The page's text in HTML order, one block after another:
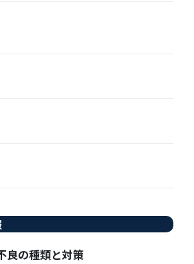
良の種類と対策